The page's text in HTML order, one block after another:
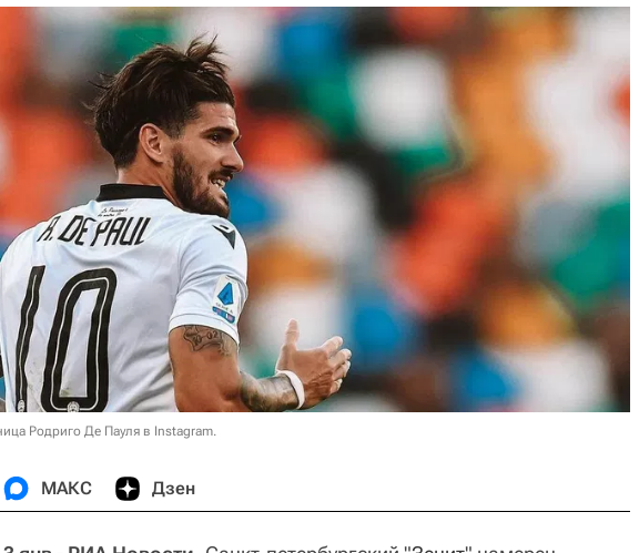
Родриго Де Пауля в Instagram.
МАКС Дзен